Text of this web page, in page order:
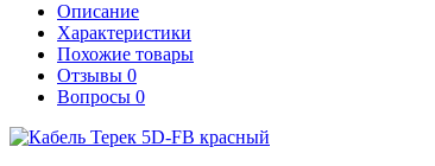
Описание
Характеристики
Похожие товары
Отзывы 0
Вопросы 0